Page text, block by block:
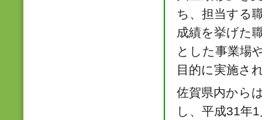
ち、担当する
成績を挙げた
とした事業場
目的に実施さ
佐賀県内から
し、平成31年